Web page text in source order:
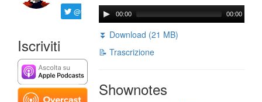
@ftrava
Iscriviti
00:00 00:00
⏬ Download (21 MB)
📝 Trascrizione
Shownotes